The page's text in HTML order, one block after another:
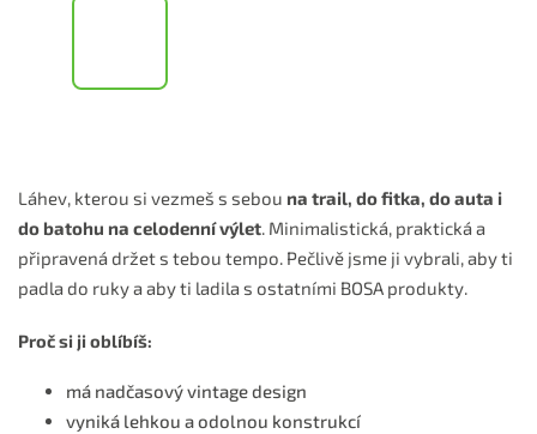
Láhev, kterou si vezmeš s sebou na trail, do fitka, do auta i
do batohu na celodenní výlet. Minimalistická, praktická a
připravená držet s tebou tempo. Pečlivě jsme ji vybrali, aby ti
padla do ruky a aby ti ladila s ostatními BOSA produkty.
Proč si ji oblíbíš:
má nadčasový vintage design
vyniká lehkou a odolnou konstrukcí